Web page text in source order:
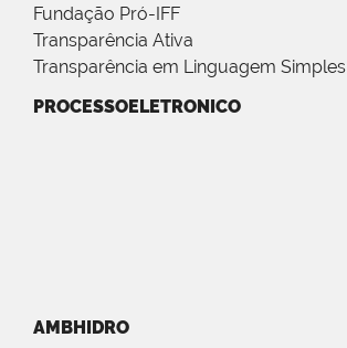
Fundação Pró-IFF
Transparência Ativa
Transparência em Linguagem Simples
PROCESSOELETRONICO
AMBHIDRO